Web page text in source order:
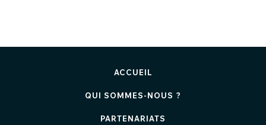
ACCUEIL
QUI SOMMES-NOUS ?
PARTENARIATS